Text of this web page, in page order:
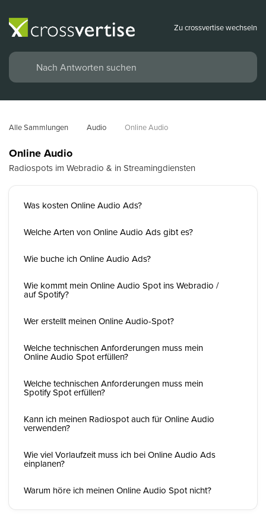
Zu crossvertise wechseln
Alle Sammlungen Audio Online Audio
Online Audio
Radiospots im Webradio & in Streamingdiensten
Was kosten Online Audio Ads?
Welche Arten von Online Audio Ads gibt es?
Wie buche ich Online Audio Ads?
Wie kommt mein Online Audio Spot ins Webradio /
auf Spotify?
Wer erstellt meinen Online Audio-Spot?
Welche technischen Anforderungen muss mein
Online Audio Spot erfüllen?
Welche technischen Anforderungen muss mein
Spotify Spot erfüllen?
Kann ich meinen Radiospot auch für Online Audio
verwenden?
Wie viel Vorlaufzeit muss ich bei Online Audio Ads
einplanen?
Warum höre ich meinen Online Audio Spot nicht?